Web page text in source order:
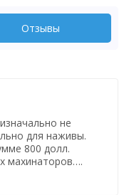
Отзывы
не
для наживы.
800 долл.
махинаторов….